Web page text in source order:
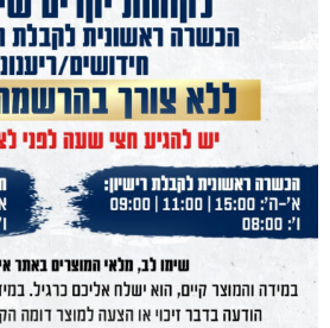
נשק הצפון
נשקים
חנות מוצרים
הכשרות